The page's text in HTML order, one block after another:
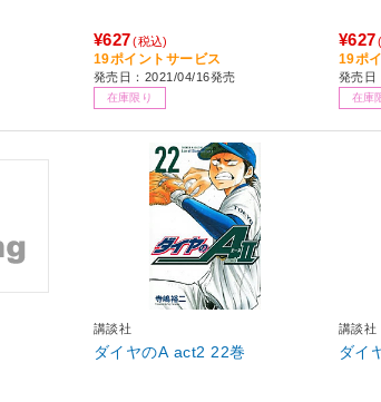
¥627 (税込)
19ポイントサービス
発売日：2021/04/16発売
在庫限り
¥627
19ポ
発売日
在庫
講談社
ダイヤのA act2 22巻
講談社